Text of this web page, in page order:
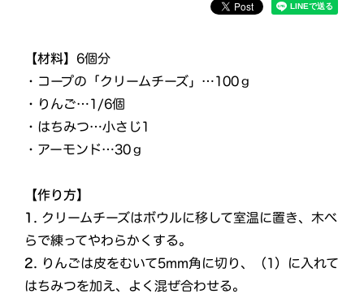
【材料】 6個分
・コープの「クリームチーズ」…100ｇ
・りんご…1/6個
・はちみつ…小さじ1
・アーモンド…30ｇ
【作り方】
1. クリームチーズはボウルに移して室温に置き、木べ
らで練ってやわらかくする。
2. りんごは皮をむいて5mm角に切り、（1）に入れて
はちみつを加え、よく混ぜ合わせる。